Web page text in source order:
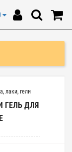
лаки, гели
ГЕЛЬ ДЛЯ